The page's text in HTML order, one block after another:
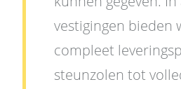
vestigingen bieden
compleet
steunzolen tot